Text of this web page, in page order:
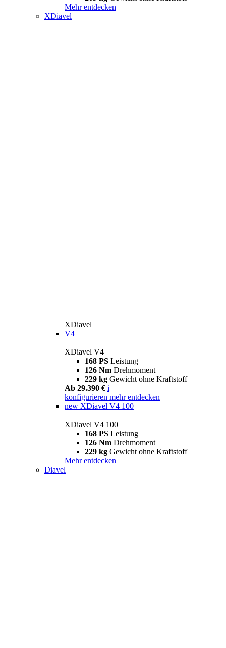
Mehr entdecken
XDiavel
XDiavel
V4
XDiavel V4
168 PS Leistung
126 Nm Drehmoment
229 kg Gewicht ohne Kraftstoff
Ab 29.390 € i
konfigurieren mehr entdecken
new XDiavel V4 100
XDiavel V4 100
168 PS Leistung
126 Nm Drehmoment
229 kg Gewicht ohne Kraftstoff
Mehr entdecken
Diavel